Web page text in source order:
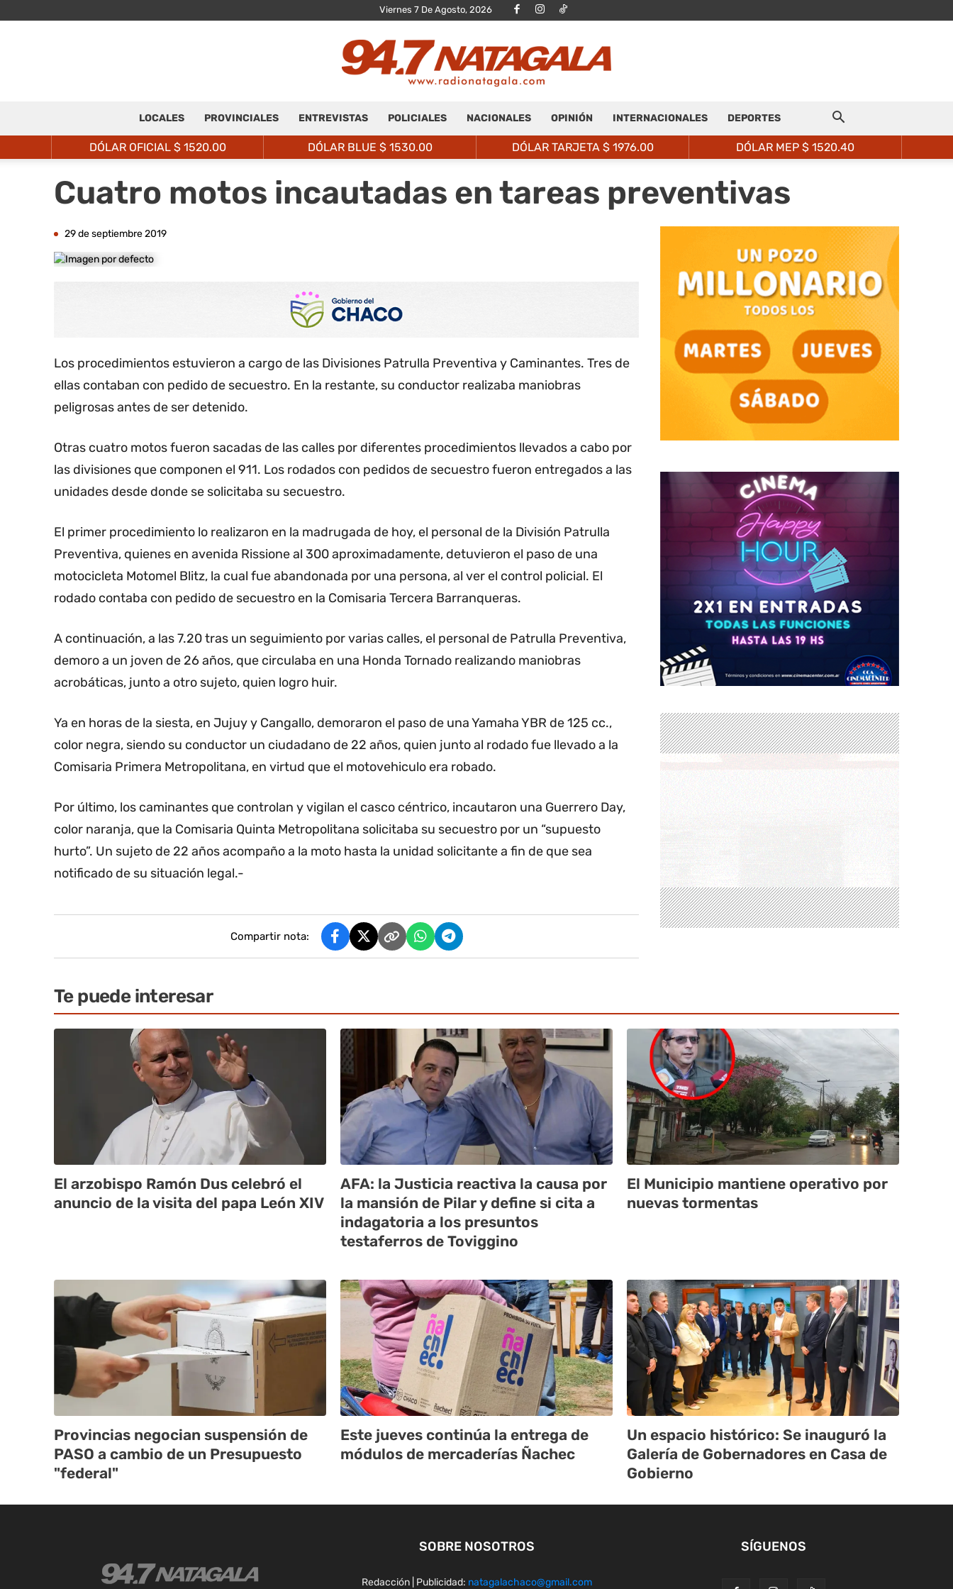
Viernes 7 De Agosto, 2026
LOCALES PROVINCIALES ENTREVISTAS POLICIALES NACIONALES OPINIÓN INTERNACIONALES DEPORTES
DÓLAR OFICIAL $ 1520.00 DÓLAR BLUE $ 1530.00 DÓLAR TARJETA $ 1976.00 DÓLAR MEP $ 1520.40
Cuatro motos incautadas en tareas preventivas
29 de septiembre 2019
Los procedimientos estuvieron a cargo de las Divisiones Patrulla Preventiva y Caminantes. Tres de
ellas contaban con pedido de secuestro. En la restante, su conductor realizaba maniobras
peligrosas antes de ser detenido.
Otras cuatro motos fueron sacadas de las calles por diferentes procedimientos llevados a cabo por
las divisiones que componen el 911. Los rodados con pedidos de secuestro fueron entregados a las
unidades desde donde se solicitaba su secuestro.
El primer procedimiento lo realizaron en la madrugada de hoy, el personal de la División Patrulla
Preventiva, quienes en avenida Rissione al 300 aproximadamente, detuvieron el paso de una
motocicleta Motomel Blitz, la cual fue abandonada por una persona, al ver el control policial. El
rodado contaba con pedido de secuestro en la Comisaria Tercera Barranqueras.
A continuación, a las 7.20 tras un seguimiento por varias calles, el personal de Patrulla Preventiva,
demoro a un joven de 26 años, que circulaba en una Honda Tornado realizando maniobras
acrobáticas, junto a otro sujeto, quien logro huir.
Ya en horas de la siesta, en Jujuy y Cangallo, demoraron el paso de una Yamaha YBR de 125 cc.,
color negra, siendo su conductor un ciudadano de 22 años, quien junto al rodado fue llevado a la
Comisaria Primera Metropolitana, en virtud que el motovehiculo era robado.
Por último, los caminantes que controlan y vigilan el casco céntrico, incautaron una Guerrero Day,
color naranja, que la Comisaria Quinta Metropolitana solicitaba su secuestro por un “supuesto
hurto”. Un sujeto de 22 años acompaño a la moto hasta la unidad solicitante a fin de que sea
notificado de su situación legal.-
Compartir nota:
Te puede interesar
El arzobispo Ramón Dus celebró el
anuncio de la visita del papa León XIV
AFA: la Justicia reactiva la causa por
la mansión de Pilar y define si cita a
indagatoria a los presuntos
testaferros de Toviggino
El Municipio mantiene operativo por
nuevas tormentas
Provincias negocian suspensión de
PASO a cambio de un Presupuesto
"federal"
Este jueves continúa la entrega de
módulos de mercaderías Ñachec
Un espacio histórico: Se inauguró la
Galería de Gobernadores en Casa de
Gobierno
SOBRE NOSOTROS
Redacción | Publicidad: natagalachaco@gmail.com
SÍGUENOS